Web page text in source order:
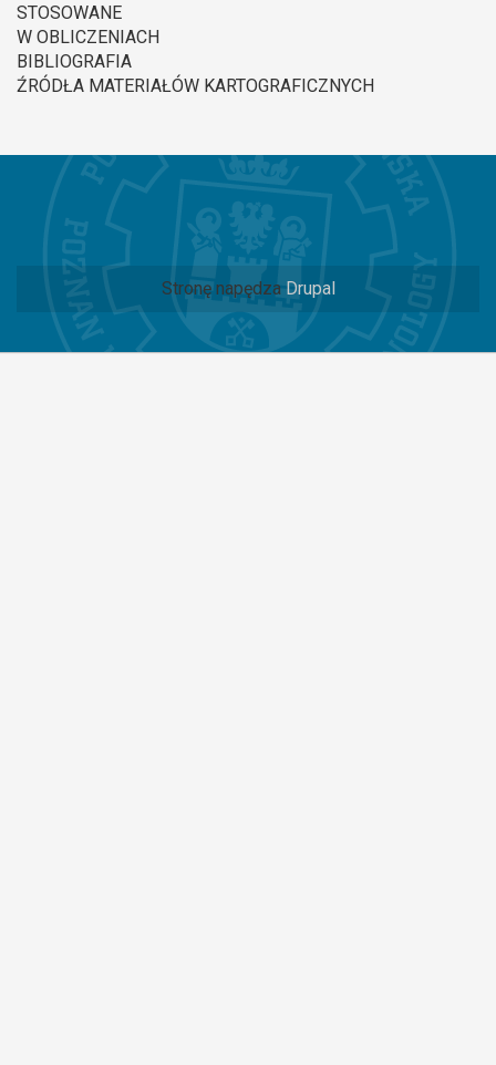
STOSOWANE
W OBLICZENIACH
BIBLIOGRAFIA
ŹRÓDŁA MATERIAŁÓW KARTOGRAFICZNYCH
Stronę napędza Drupal